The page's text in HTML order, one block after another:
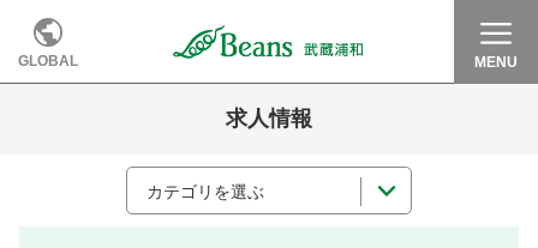
GLOBAL MENU
求人情報
カテゴリを選ぶ